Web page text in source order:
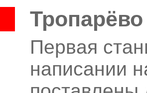
Тропарёво
Первая
написании